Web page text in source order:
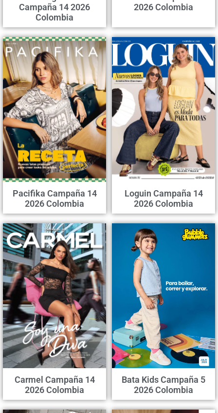
Campaña 14 2026
Colombia
2026 Colombia
Pacifika Campaña 14
2026 Colombia
Loguin Campaña 14
2026 Colombia
Carmel Campaña 14
2026 Colombia
Bata Kids Campaña 5
2026 Colombia